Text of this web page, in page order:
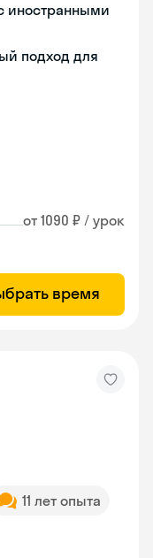
иностранными
подход для
от 1090 ₽ / урок
время
11 лет опыта